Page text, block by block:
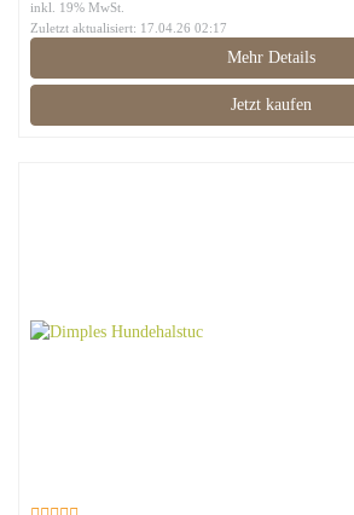
inkl. 19% MwSt.
Zuletzt aktualisiert: 17.04.26 02:17
Mehr Details
Jetzt kaufen